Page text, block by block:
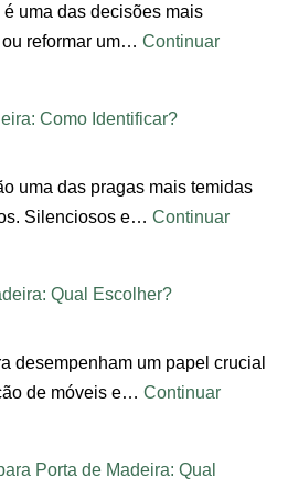
uma das decisões mais
reformar um… Continuar
Como Identificar?
uma das pragas mais temidas
Silenciosos e… Continuar
Qual Escolher?
desempenham um papel crucial
de móveis e… Continuar
Porta de Madeira: Qual